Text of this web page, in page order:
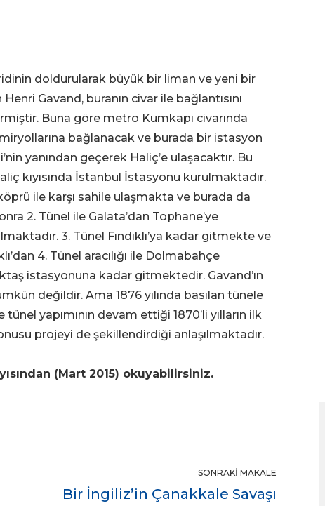
doldurularak büyük bir liman ve yeni bir
Gavand, buranın civar ile bağlantısını
Buna göre metro Kumkapı civarında
bağlanacak ve burada bir istasyon
yanından geçerek Haliç’e ulaşacaktır. Bu
kıyısında İstanbul İstasyonu kurulmaktadır.
ile karşı sahile ulaşmakta ve burada da
2. Tünel ile Galata’dan Tophane’ye
3. Tünel Fındıklı’ya kadar gitmekte ve
4. Tünel aracılığı ile Dolmabahçe
istasyonuna kadar gitmektedir. Gavand’ın
değildir. Ama 1876 yılında basılan tünele
yapımının devam ettiği 1870’li yılların ilk
projeyi de şekillendirdiği anlaşılmaktadır.
(Mart 2015) okuyabilirsiniz.
SONRAKI MAKALE
Bir İngiliz’in Çanakkale Savaşı